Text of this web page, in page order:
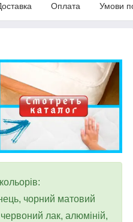
Оплата Умови
чорний матовий
лак, алюміній,